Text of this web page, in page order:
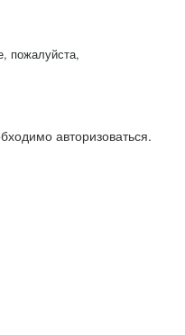
пожалуйста,
авторизоваться.